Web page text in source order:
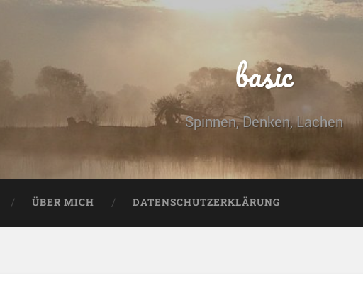
basic
Spinnen, Denken, Lachen
ÜBER MICH DATENSCHUTZERKLÄRUNG